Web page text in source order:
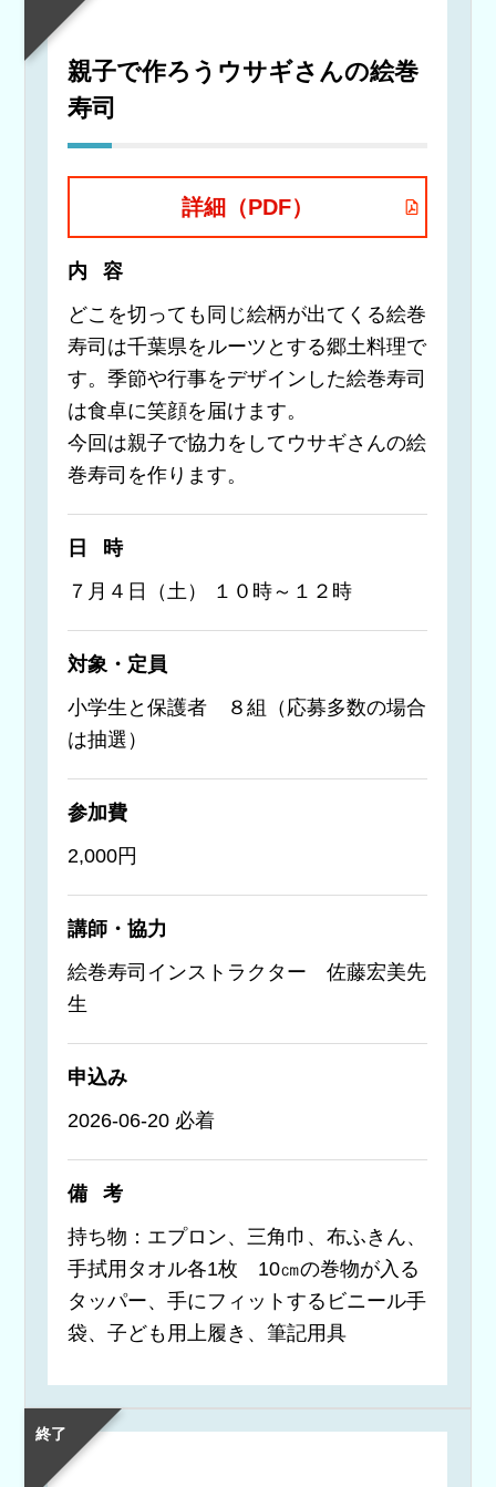
親子で作ろうウサギさんの絵巻
寿司
詳細（PDF）
内容
どこを切っても同じ絵柄が出てくる絵巻
寿司は千葉県をルーツとする郷土料理で
す。季節や行事をデザインした絵巻寿司
は食卓に笑顔を届けます。
今回は親子で協力をしてウサギさんの絵
巻寿司を作ります。
日時
７月４日（土） １０時～１２時
対象・定員
小学生と保護者 ８組（応募多数の場合
は抽選）
参加費
2,000円
講師・協力
絵巻寿司インストラクター 佐藤宏美先
生
申込み
2026-06-20 必着
備考
持ち物：エプロン、三角巾、布ふきん、
手拭用タオル各1枚 10㎝の巻物が入る
タッパー、手にフィットするビニール手
袋、子ども用上履き、筆記用具
終了